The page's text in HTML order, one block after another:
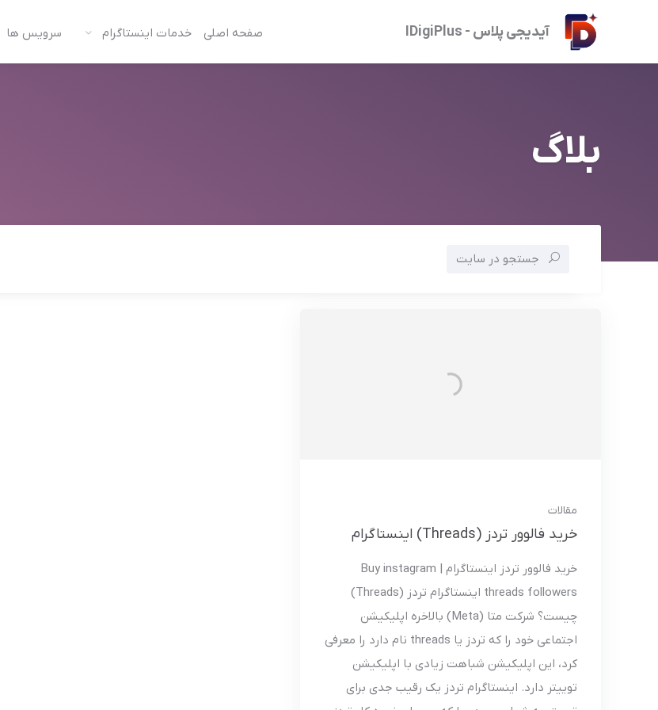
آیدیجی پلاس - IDigiPlus صفحه اصلی خدمات اینستاگرام سرویس ها
بلاگ
جستجو در سایت
مقالات
خرید فالوور تردز (Threads) اینستاگرام
خرید فالوور تردز اینستاگرام | Buy instagram
threads followers اینستاگرام تردز (Threads)
چیست؟ شرکت متا (Meta) بالاخره اپلیکیشن
اجتماعی خود را که تردز یا threads نام دارد را معرفی
کرد، این اپلیکیشن شباهت زیادی با اپلیکیشن
توییتر دارد. اینستاگرام تردز یک رقیب جدی برای